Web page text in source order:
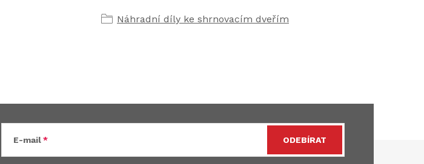
Náhradní díly ke shrnovacím dveřím
E-mail ODEBÍRAT